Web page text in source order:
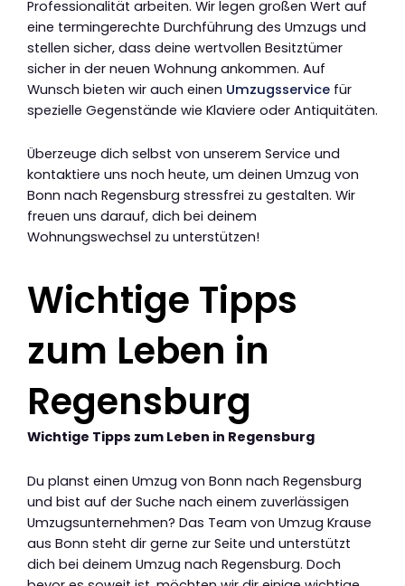
Professionalität arbeiten. Wir legen großen Wert auf
eine termingerechte Durchführung des Umzugs und
stellen sicher, dass deine wertvollen Besitztümer
sicher in der neuen Wohnung ankommen. Auf
Wunsch bieten wir auch einen Umzugsservice für
spezielle Gegenstände wie Klaviere oder Antiquitäten.
Überzeuge dich selbst von unserem Service und
kontaktiere uns noch heute, um deinen Umzug von
Bonn nach Regensburg stressfrei zu gestalten. Wir
freuen uns darauf, dich bei deinem
Wohnungswechsel zu unterstützen!
Wichtige Tipps
zum Leben in
Regensburg
Wichtige Tipps zum Leben in Regensburg
Du planst einen Umzug von Bonn nach Regensburg
und bist auf der Suche nach einem zuverlässigen
Umzugsunternehmen? Das Team von Umzug Krause
aus Bonn steht dir gerne zur Seite und unterstützt
dich bei deinem Umzug nach Regensburg. Doch